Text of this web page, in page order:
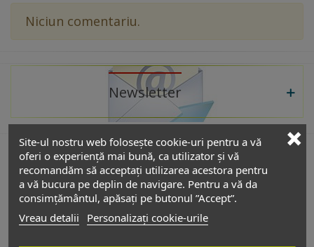
Niciun comentariu.
Site-ul nostru web folosește cookie-uri pentru a vă
oferi o experiență mai bună, ca utilizator și vă
recomandăm să acceptați utilizarea acestora pentru
a vă bucura pe deplin de navigare. Pentru a vă da
consimțământul, apăsați pe butonul ”Accept”.
Vreau detalii
Personalizați cookie-urile
Newsletter
De interes
Catalog